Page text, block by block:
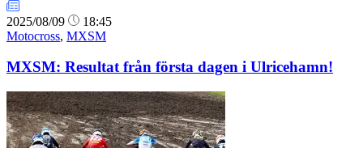
2025/08/09
18:45
Motocross, MXSM
MXSM: Resultat från första dagen i Ulricehamn!